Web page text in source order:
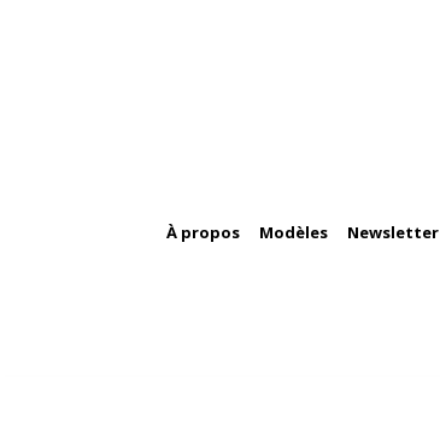
À propos Modèles Newsletter